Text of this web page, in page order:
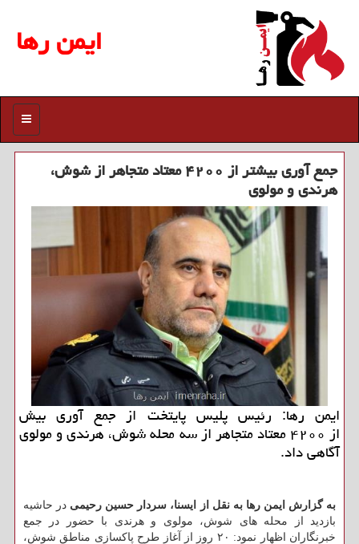
ایمن رها
منو
جمع آوری بیشتر از ۴۲۰۰ معتاد متجاهر از شوش،
هرندی و مولوی
ایمن رها: رئیس پلیس پایتخت از جمع آوری بیش
از ۴۲۰۰ معتاد متجاهر از سه محله شوش، هرندی و مولوی
آگاهی داد.
به گزارش ایمن رها به نقل از ایسنا، سردار حسین رحیمی در حاشیه
بازدید از محله های شوش، مولوی و هرندی با حضور در جمع
خبرنگاران اظهار نمود: ۲۰ روز از آغاز طرح پاكسازی مناطق شوش،